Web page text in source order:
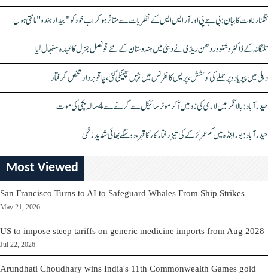
کنگنا رناوت کا بیان: بی جے پی اور آر ایس ایس کے نظریات سے متاثر ہو کر اب خود کو "بیدار ہندو" مانتی ہوں
تلنگانہ کے ڈاکٹر وشنو وردھن ریڈی نے دبئی میں ہندوستان کے نئے قونصل جنرل کا عہدہ سنبھال لیا
دہلی میں پپو یادو پر حملے کی کوشش، پریس کانفرنس میں چپل پھینکی گئی، چاقو بردار شخص گرفتار
حیدرآباد: بالا نگر میں لاری کی زد میں آکر موٹرسائیکل سے گرنے سے 4 سالہ بچی کی موت
حیدرآباد: بورابنڈہ میں کم عمر لڑکے کی تیز رفتار کار کا قہر، دو سگے بھائی شدید زخمی
Most Viewed
San Francisco Turns to AI to Safeguard Whales From Ship Strikes
May 21, 2026
US to impose steep tariffs on generic medicine imports from Aug 2028
Jul 22, 2026
Arundhati Choudhary wins India's 11th Commonwealth Games gold